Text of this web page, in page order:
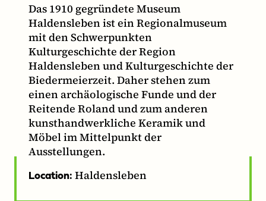
Das 1910 gegründete Museum
Haldensleben ist ein Regionalmuseum
mit den Schwerpunkten
Kulturgeschichte der Region
Haldensleben und Kulturgeschichte der
Biedermeierzeit. Daher stehen zum
einen archäologische Funde und der
Reitende Roland und zum anderen
kunsthandwerkliche Keramik und
Möbel im Mittelpunkt der
Ausstellungen.
Location: Haldensleben